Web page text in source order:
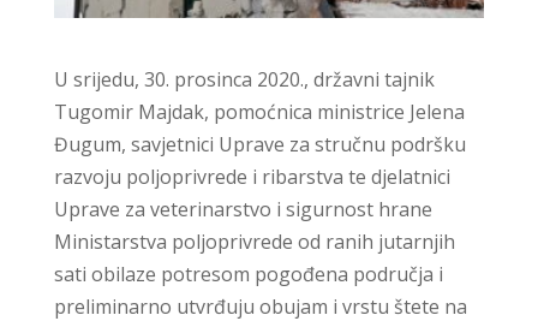
U srijedu, 30. prosinca 2020., državni tajnik
Tugomir Majdak, pomoćnica ministrice Jelena
Đugum, savjetnici Uprave za stručnu podršku
razvoju poljoprivrede i ribarstva te djelatnici
Uprave za veterinarstvo i sigurnost hrane
Ministarstva poljoprivrede od ranih jutarnjih
sati obilaze potresom pogođena područja i
preliminarno utvrđuju obujam i vrstu štete na